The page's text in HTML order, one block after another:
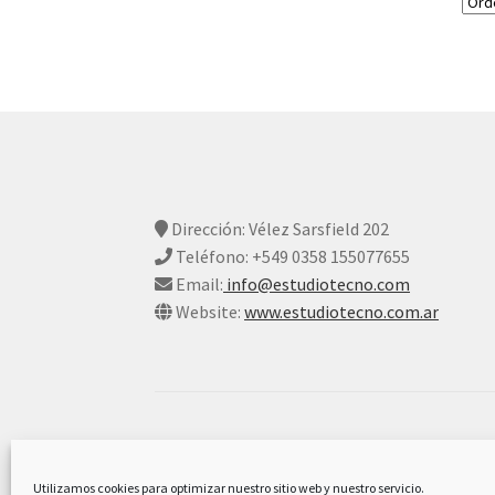
Utilizamos cookies para optimizar nuestro sitio web y nuestro servicio.
Dirección: Vélez Sarsfield 202
Teléfono: +549 0358 155077655
Email: info@estudiotecno.com
Website:www.estudiotecno.com.ar
Declaración De Privacidad Y Cookies